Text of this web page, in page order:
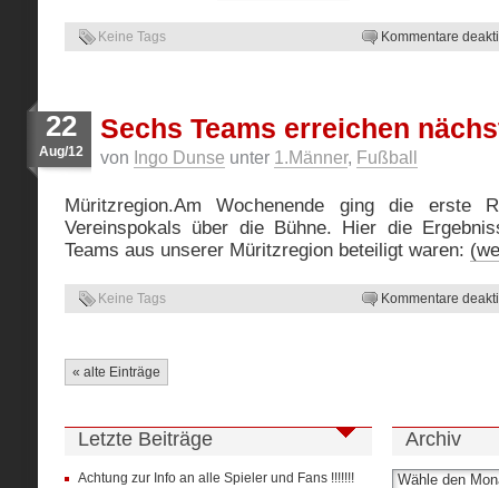
Keine Tags Kommentare
22
Aug/12
Sechs Teams erreichen
von Ingo Dunse unter 1.Männer, Fußball
Müritzregion.Am Wochenende ging die erste
Vereinspokals über die Bühne. Hier die
Teams aus unserer Müritzregion beteiligt waren:
Keine Tags Kommentare
« alte Einträge
Letzte Beiträge
Achtung zur Info an alle Spieler und Fans !!!!!!!
Archiv